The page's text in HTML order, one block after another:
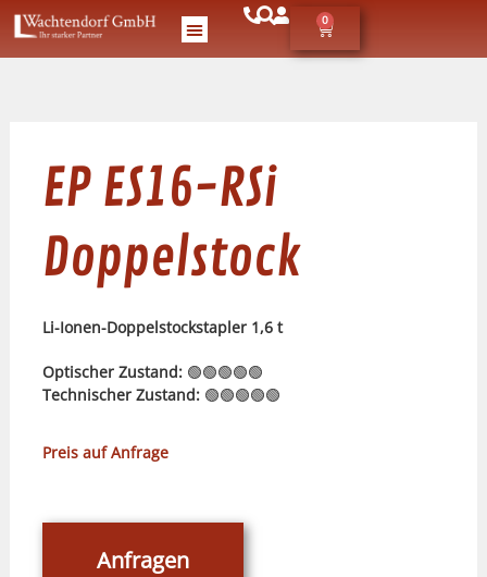
0
EP ES16-RSi
Doppelstock
Li-Ionen-Doppelstockstapler 1,6 t
Optischer Zustand:🟢🟢🟢🟢🟢
Technischer Zustand:🟢🟢🟢🟢🟢
Preis auf Anfrage
Anfragen